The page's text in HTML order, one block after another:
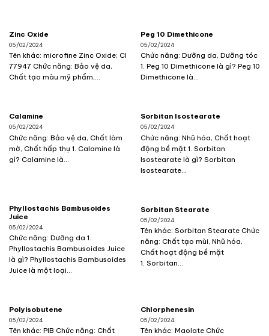
Zinc Oxide
05/02/2024
Tên khác: microfine Zinc Oxide; CI
77947 Chức năng: Bảo vệ da,
Chất tạo màu mỹ phẩm,...
Peg 10 Dimethicone
05/02/2024
Chức năng: Dưỡng da, Dưỡng tóc
1. Peg 10 Dimethicone là gì? Peg 10
Dimethicone là...
Calamine
05/02/2024
Chức năng: Bảo vệ da, Chất làm
mờ, Chất hấp thụ 1. Calamine là
gì? Calamine là...
Sorbitan Isostearate
05/02/2024
Chức năng: Nhũ hóa, Chất hoạt
động bề mặt 1. Sorbitan
Isostearate là gì? Sorbitan
Isostearate...
Phyllostachis Bambusoides
Juice
05/02/2024
Chức năng: Dưỡng da 1.
Phyllostachis Bambusoides Juice
là gì? Phyllostachis Bambusoides
Juice là một loại...
Sorbitan Stearate
05/02/2024
Tên khác: Sorbitan Stearate Chức
năng: Chất tạo mùi, Nhũ hóa,
Chất hoạt động bề mặt
1. Sorbitan...
Polyisobutene
05/02/2024
Tên khác: PIB Chức năng: Chất
Chlorphenesin
05/02/2024
Tên khác: Maolate Chức